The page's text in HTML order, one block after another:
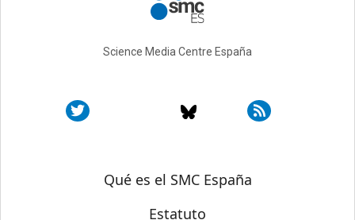
Science Media Centre España
Sobre SMC España
Qué es el SMC España
Estatuto